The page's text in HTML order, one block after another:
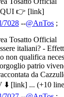
👉 [link]
7028 --@AnTos ;
Tosatto Official
italiani? -
non qualifica
patrio
da
⬇️ [link] ... (+10